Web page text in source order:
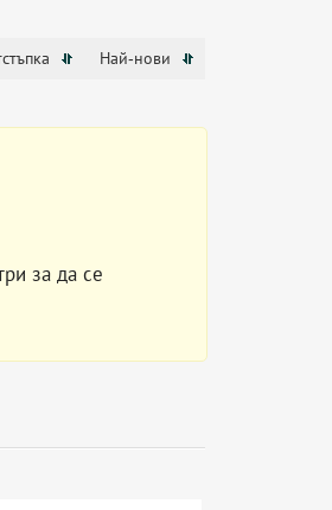
Най-нови
за да се